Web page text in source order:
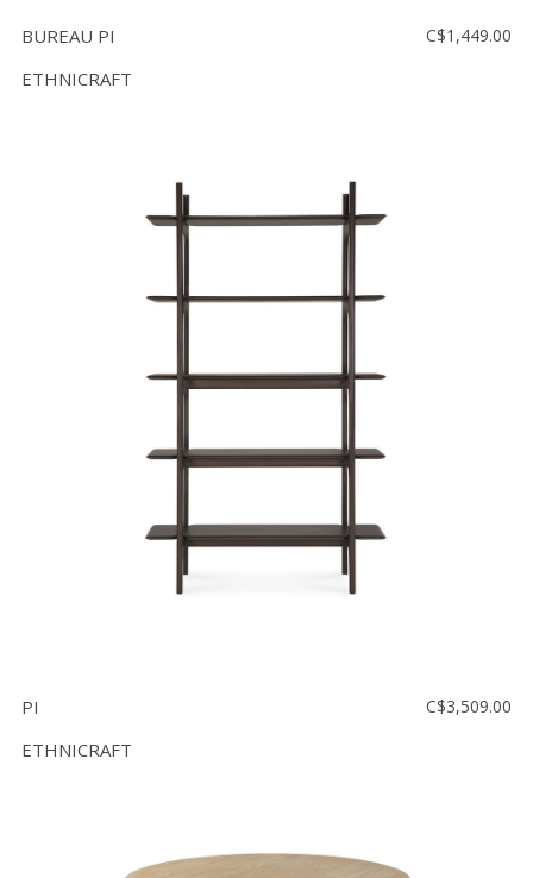
BUREAU PI
ETHNICRAFT
C$1,449.00
PI
ETHNICRAFT
C$3,509.00